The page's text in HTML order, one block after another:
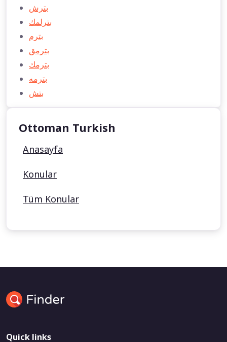
بترش
بترلمك
بترم
بترمق
بترمك
بترمه
بتش
Ottoman Turkish
Anasayfa
Konular
Tüm Konular
Quick links